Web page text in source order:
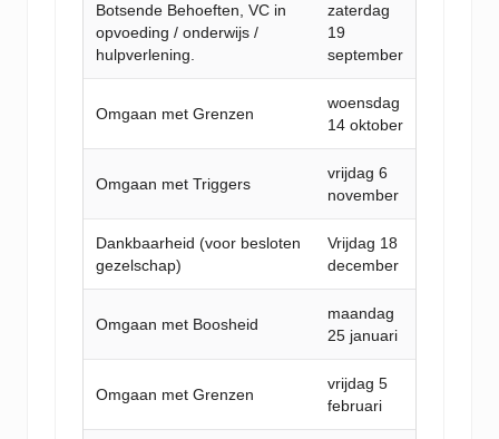
Botsende Behoeften, VC in
opvoeding / onderwijs /
hulpverlening.
zaterdag
19
september
Omgaan met Grenzen
woensdag
14 oktober
Omgaan met Triggers
vrijdag 6
november
Dankbaarheid (voor besloten
gezelschap)
Vrijdag 18
december
Omgaan met Boosheid
maandag
25 januari
Omgaan met Grenzen
vrijdag 5
februari